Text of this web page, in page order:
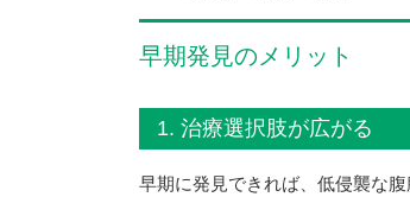
早期発見のメリット
1. 治療選択肢が広がる
早期に発見できれば、低侵襲な